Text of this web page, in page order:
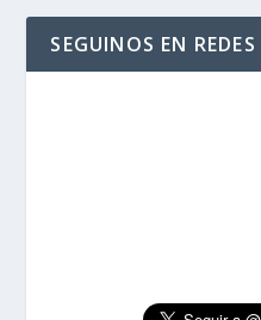
SEGUINOS EN REDES